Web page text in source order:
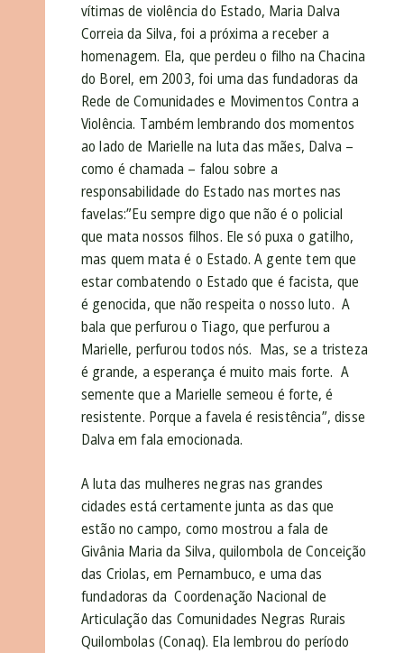
vítimas de violência do Estado, Maria Dalva
Correia da Silva, foi a próxima a receber a
homenagem. Ela, que perdeu o filho na Chacina
do Borel, em 2003, foi uma das fundadoras da
Rede de Comunidades e Movimentos Contra a
Violência. Também lembrando dos momentos
ao lado de Marielle na luta das mães, Dalva –
como é chamada – falou sobre a
responsabilidade do Estado nas mortes nas
favelas:”Eu sempre digo que não é o policial
que mata nossos filhos. Ele só puxa o gatilho,
mas quem mata é o Estado. A gente tem que
estar combatendo o Estado que é facista, que
é genocida, que não respeita o nosso luto. A
bala que perfurou o Tiago, que perfurou a
Marielle, perfurou todos nós. Mas, se a tristeza
é grande, a esperança é muito mais forte. A
semente que a Marielle semeou é forte, é
resistente. Porque a favela é resistência”, disse
Dalva em fala emocionada.
A luta das mulheres negras nas grandes
cidades está certamente junta as das que
estão no campo, como mostrou a fala de
Givânia Maria da Silva, quilombola de Conceição
das Criolas, em Pernambuco, e uma das
fundadoras da Coordenação Nacional de
Articulação das Comunidades Negras Rurais
Quilombolas (Conaq). Ela lembrou do período